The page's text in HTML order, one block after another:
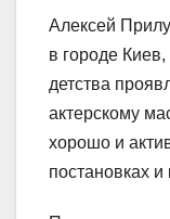
Алексей
в городе
детства
актерскому
хорошо и
постановках и